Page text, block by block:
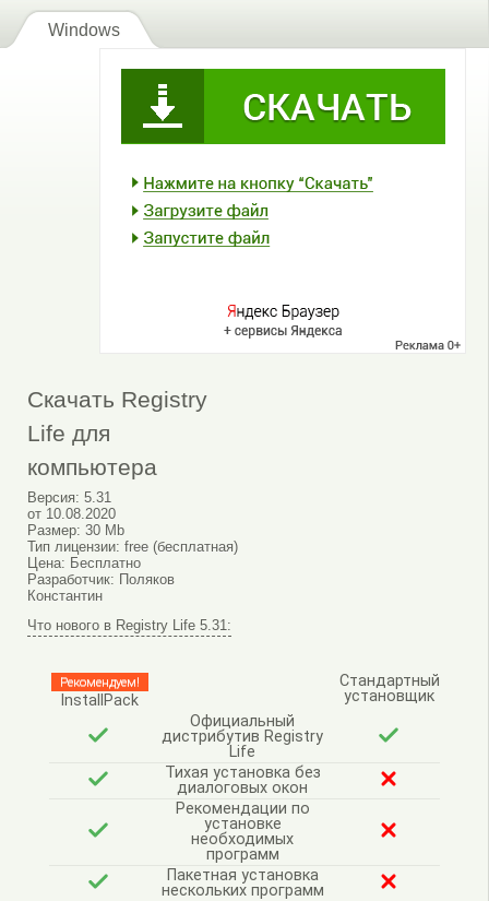
Windows
Скачать Registry
Life для
компьютера
Версия: 5.31
от 10.08.2020
Размер: 30 Mb
Тип лицензии: free (бесплатная)
Цена: Бесплатно
Разработчик: Поляков
Константин
Что нового в Registry Life 5.31:
Рекомендуем!
InstallPack
Стандартный
установщик
Официальный
дистрибутив Registry
Life
Тихая установка без
диалоговых окон
Рекомендации по
установке
необходимых
программ
Пакетная установка
нескольких программ